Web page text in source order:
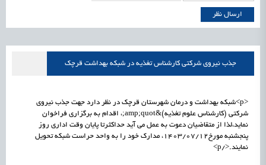
جذب نیروی شرکتی کارشناس تغذیه در شبکه بهداشت قرچک
<p>شبکه بهداشت و درمان شهرستان قرچک در نظر دارد جهت جذب نیروی
شرکتی (کارشناس علوم تغذیه)&amp;quot;، اقدام به برگزاری فراخوان
نماید،لذا از متقاضیان دعوت به عمل می آید حداکثرتا پایان وقت اداری روز
پنجشنبه مورخ1403/07/12، مدارک خود را به واحد حراست شبکه تحویل
نمایند.</p>